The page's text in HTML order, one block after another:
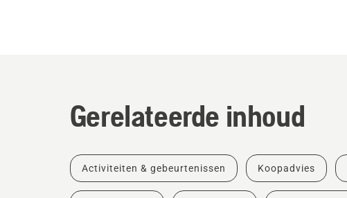
Gerelateerde inhoud
Activiteiten & gebeurtenissen Koopadvies